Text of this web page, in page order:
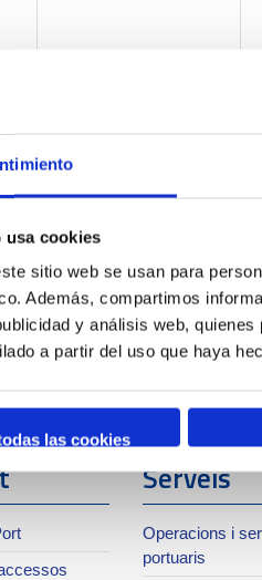
usa cookies
sitio web se usan para
Además, compartimos
y análisis web,
a partir del uso que haya
las cookies
30
Paper & pulp forest
Serveis
Operacions i
portuaris